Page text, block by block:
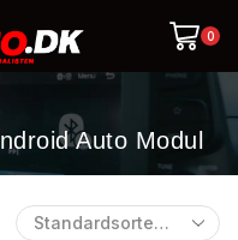
0
Auto Modul